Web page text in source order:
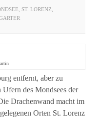
ST. LORENZ
entfernt, aber zu
des Mondsees der
Drachenwand macht im
Orten St. Lorenz